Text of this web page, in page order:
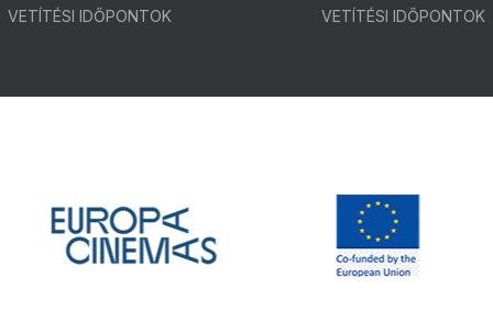
VETÍTÉSI IDŐPONTOK VETÍTÉSI IDŐPONTOK